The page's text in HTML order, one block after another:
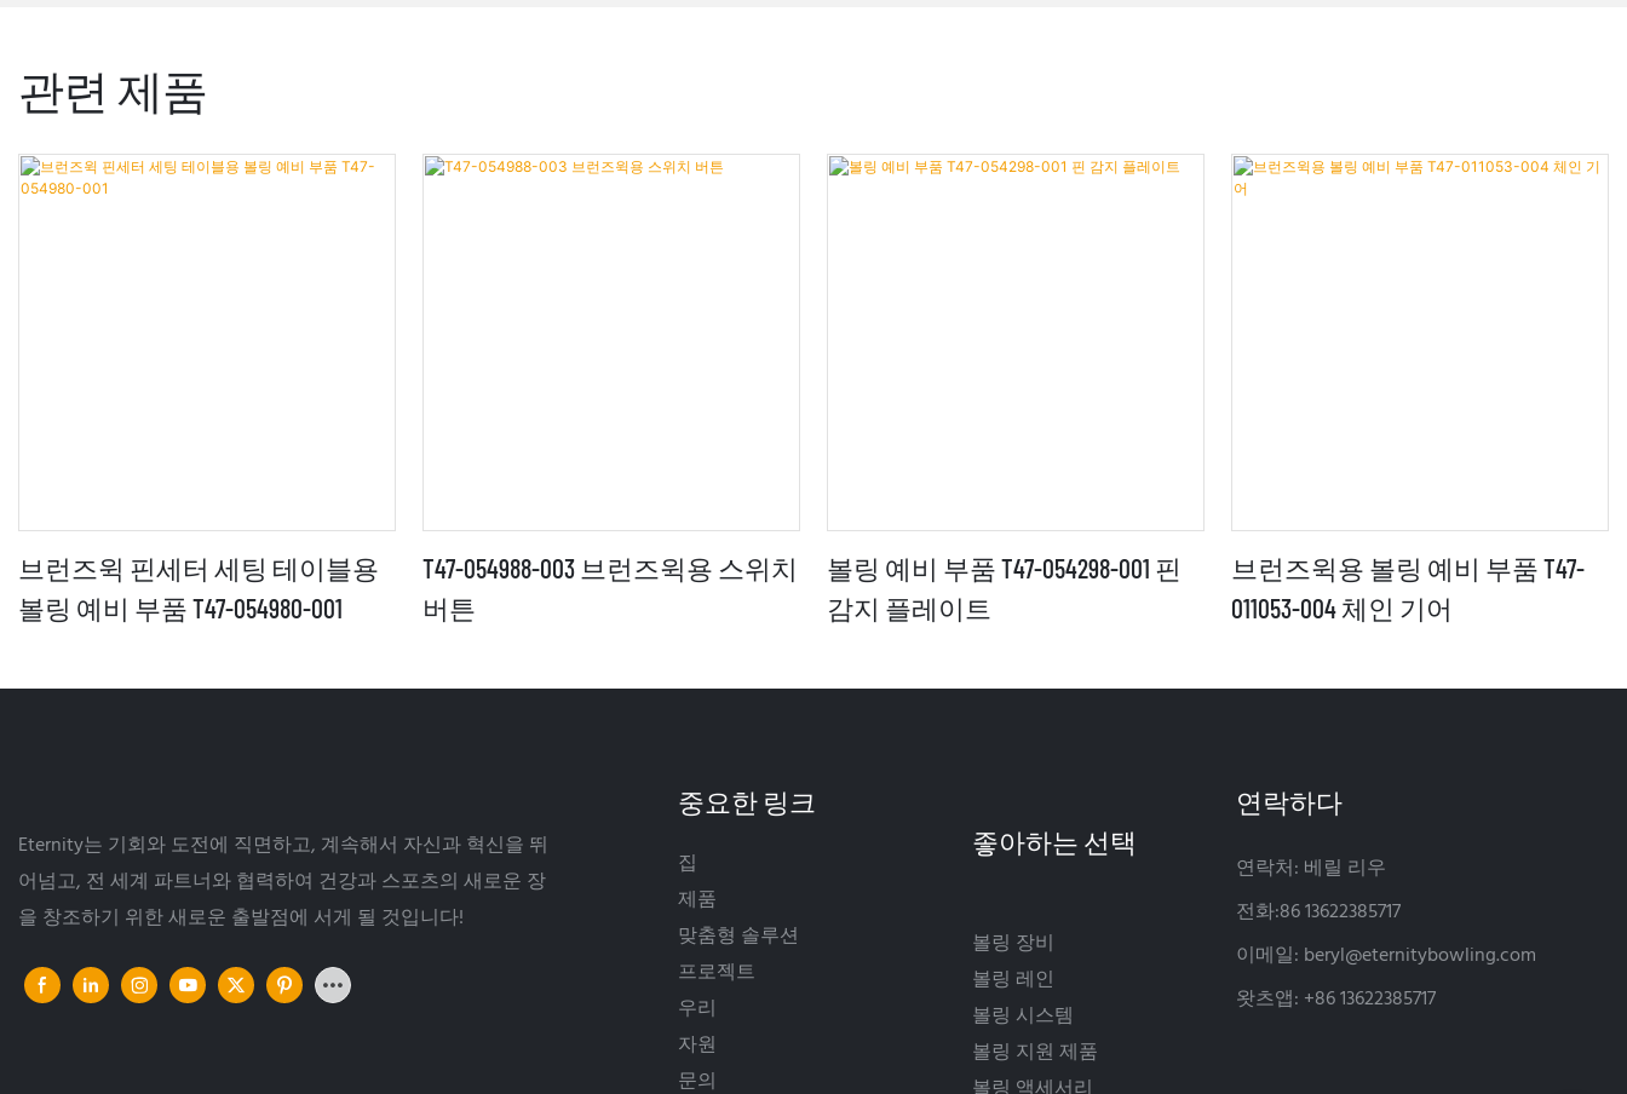
관련 제품
브런즈윅 핀세터 세팅 테이블용
볼링 예비 부품 T47-054980-001
T47-054988-003 브런즈윅용 스위치
버튼
볼링 예비 부품 T47-054298-001 핀
감지 플레이트
브런즈윅용 볼링 예비 부품 T47-
011053-004 체인 기어
Eternity는 기회와 도전에 직면하고, 계속해서 자신과 혁신을 뛰
어넘고, 전 세계 파트너와 협력하여 건강과 스포츠의 새로운 장
을 창조하기 위한 새로운 출발점에 서게 될 것입니다!
중요한 링크
집
제품
맞춤형 솔루션
프로젝트
우리
자원
문의
볼링 장비
볼링 레인
볼링 시스템
볼링 지원 제품
연락하다
연락처: 베릴 리우
전화:86 13622385717
이메일: beryl@eternitybowling.com
왓츠앱: +86 13622385717